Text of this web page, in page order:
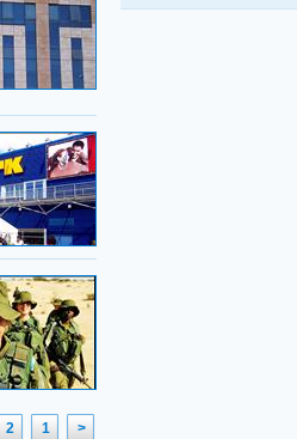
היו שלום מרכולים. ברוך
<
1
2